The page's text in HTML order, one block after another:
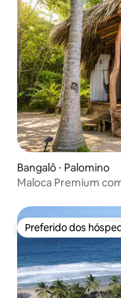
Bangalô ⋅ Palomino
Maloca Premium
Preferido dos
Preferido dos